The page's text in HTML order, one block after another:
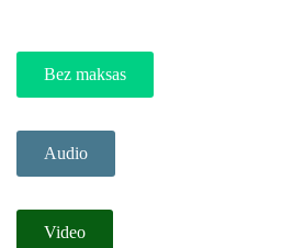
Bez maksas
Audio
Video